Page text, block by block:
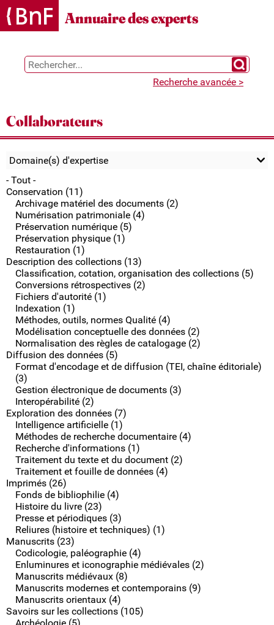
Gestion des cookies
Annuaire des experts
Chercher
Recherche avancée >
Collaborateurs
Domaine(s) d'expertise
- Tout -
Conservation (11)
Archivage matériel des documents (2)
Numérisation patrimoniale (4)
Préservation numérique (5)
Préservation physique (1)
Restauration (1)
Description des collections (13)
Classification, cotation, organisation des collections (5)
Conversions rétrospectives (2)
Fichiers d'autorité (1)
Indexation (1)
Méthodes, outils, normes Qualité (4)
Modélisation conceptuelle des données (2)
Normalisation des règles de catalogage (2)
Diffusion des données (5)
Format d'encodage et de diffusion (TEI, chaîne éditoriale)
(3)
Gestion électronique de documents (3)
Interopérabilité (2)
Exploration des données (7)
Intelligence artificielle (1)
Méthodes de recherche documentaire (4)
Recherche d'informations (1)
Traitement du texte et du document (2)
Traitement et fouille de données (4)
Imprimés (26)
Fonds de bibliophilie (4)
Histoire du livre (23)
Presse et périodiques (3)
Reliures (histoire et techniques) (1)
Manuscrits (23)
Codicologie, paléographie (4)
Enluminures et iconographie médiévales (2)
Manuscrits médiévaux (8)
Manuscrits modernes et contemporains (9)
Manuscrits orientaux (4)
Savoirs sur les collections (105)